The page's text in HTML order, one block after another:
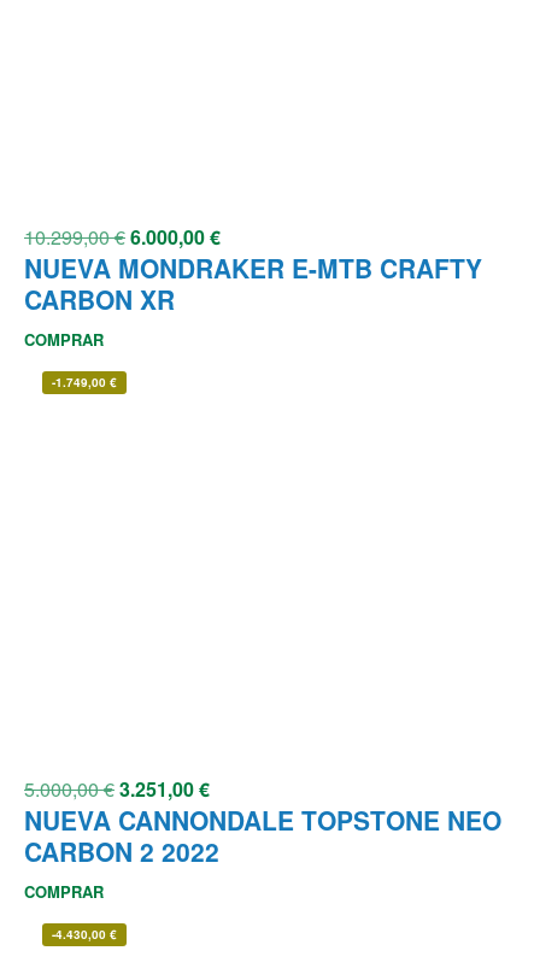
10.299,00€6.000,00€
NUEVA MONDRAKER E-MTB CRAFTY
CARBON XR
COMPRAR
-1.749,00 €
5.000,00€3.251,00€
NUEVA CANNONDALE TOPSTONE NEO
CARBON 2 2022
COMPRAR
-4.430,00 €